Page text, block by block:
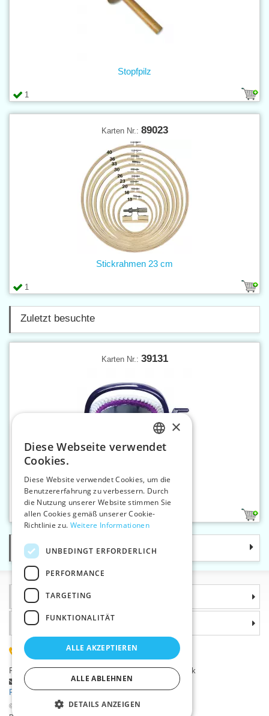
1
Stopfpilz
Karten Nr.: 89023
1
Stickrahmen 23 cm
Zuletzt besuchte
Karten Nr.: 39131
1
Strickmühle MAXI
Kategorie
Informationen
©2026 Kurzwaren-Großhandel - VTC AG., Uničov
Warum sollten Sie gerade uns wählen?
(+420) 585 051 217
Plzeňská 868, 783 91 Uničov, Tschechische Republik
Stellen Sie eine Frage|
Fehler melden
Probleme bei der Anmeldung ?
CZECH
ENGLISH
×
Diese Webseite verwendet
Cookies.
Diese Website verwendet Cookies, um die
Benutzererfahrung zu verbessern. Durch
die Nutzung unserer Website stimmen Sie
allen Cookies gemäß unserer Cookie-
Richtlinie zu. Weitere Informationen
UNBEDINGT ERFORDERLICH
PERFORMANCE
TARGETING
FUNKTIONALITÄT
ALLE AKZEPTIEREN
ALLE ABLEHNEN
DETAILS ANZEIGEN